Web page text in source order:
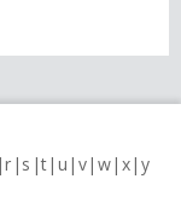
r s t u v w x y